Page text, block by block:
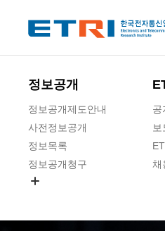
정보공개
정보공개제도안내
사전정보공개
정보목록
정보공개청구
공
보
채